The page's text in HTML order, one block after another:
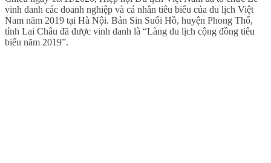
vinh danh các doanh nghiệp và cá nhân tiêu biểu của du lịch Việt
Nam năm 2019 tại Hà Nội. Bản Sin Suối Hồ, huyện Phong Thổ,
tỉnh Lai Châu đã được vinh danh là “Làng du lịch cộng đồng tiêu
biểu năm 2019”.